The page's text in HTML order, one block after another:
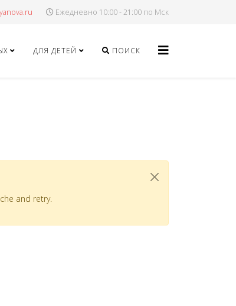
Ежедневно 10:00 - 21:00 по Мск
ДЛЯ ДЕТЕЙ ПОИСК
and retry.